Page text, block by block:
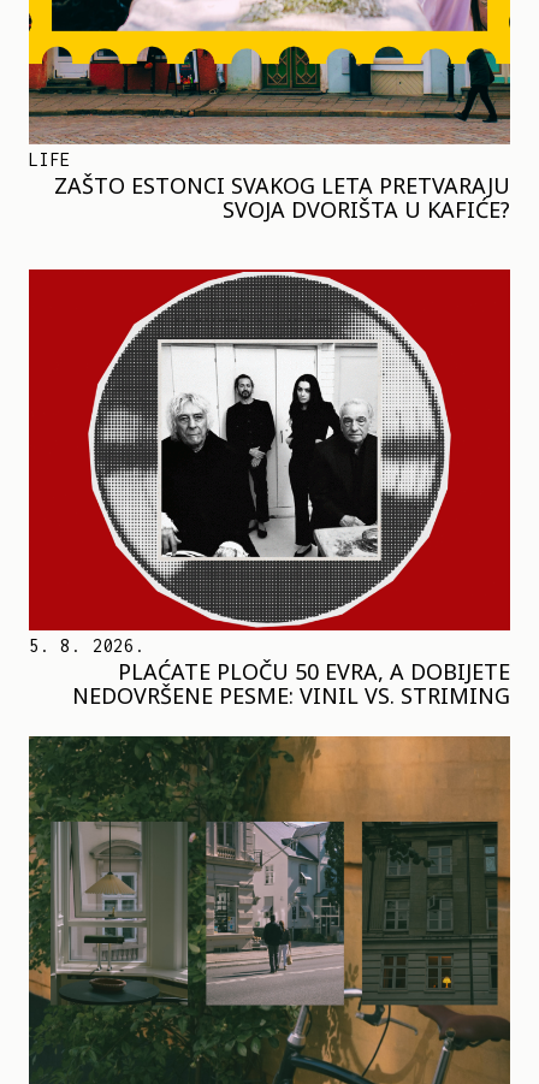
LIFE
ZAŠTO ESTONCI SVAKOG LETA PRETVARAJU
SVOJA DVORIŠTA U KAFIĆE?
5. 8. 2026.
PLAĆATE PLOČU 50 EVRA, A DOBIJETE
NEDOVRŠENE PESME: VINIL VS. STRIMING